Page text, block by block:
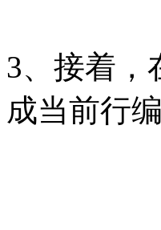
3、接着，
成当前行